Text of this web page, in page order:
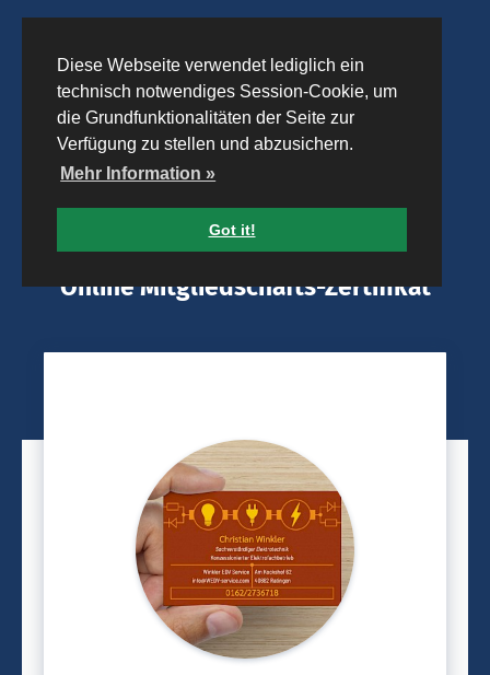
Diese Webseite verwendet lediglich ein
technisch notwendiges Session-Cookie, um
die Grundfunktionalitäten der Seite zur
Verfügung zu stellen und abzusichern.
Mehr Information »
Got it!
Online Mitgliedschafts-Zertifikat